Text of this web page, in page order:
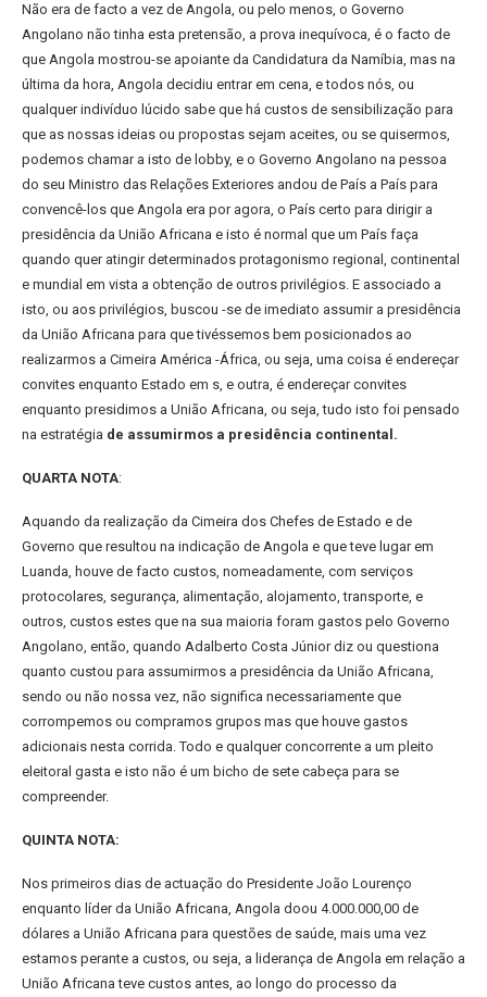
Não era de facto a vez de Angola, ou pelo menos, o Governo
Angolano não tinha esta pretensão, a prova inequívoca, é o facto de
que Angola mostrou-se apoiante da Candidatura da Namíbia, mas na
última da hora, Angola decidiu entrar em cena, e todos nós, ou
qualquer indivíduo lúcido sabe que há custos de sensibilização para
que as nossas ideias ou propostas sejam aceites, ou se quisermos,
podemos chamar a isto de lobby, e o Governo Angolano na pessoa
do seu Ministro das Relações Exteriores andou de País a País para
convencê-los que Angola era por agora, o País certo para dirigir a
presidência da União Africana e isto é normal que um País faça
quando quer atingir determinados protagonismo regional, continental
e mundial em vista a obtenção de outros privilégios. E associado a
isto, ou aos privilégios, buscou -se de imediato assumir a presidência
da União Africana para que tivéssemos bem posicionados ao
realizarmos a Cimeira América -África, ou seja, uma coisa é endereçar
convites enquanto Estado em s, e outra, é endereçar convites
enquanto presidimos a União Africana, ou seja, tudo isto foi pensado
na estratégia de assumirmos a presidência continental.
QUARTA NOTA:
Aquando da realização da Cimeira dos Chefes de Estado e de
Governo que resultou na indicação de Angola e que teve lugar em
Luanda, houve de facto custos, nomeadamente, com serviços
protocolares, segurança, alimentação, alojamento, transporte, e
outros, custos estes que na sua maioria foram gastos pelo Governo
Angolano, então, quando Adalberto Costa Júnior diz ou questiona
quanto custou para assumirmos a presidência da União Africana,
sendo ou não nossa vez, não significa necessariamente que
corrompemos ou compramos grupos mas que houve gastos
adicionais nesta corrida. Todo e qualquer concorrente a um pleito
eleitoral gasta e isto não é um bicho de sete cabeça para se
compreender.
QUINTA NOTA:
Nos primeiros dias de actuação do Presidente João Lourenço
enquanto líder da União Africana, Angola doou 4.000.000,00 de
dólares a União Africana para questões de saúde, mais uma vez
estamos perante a custos, ou seja, a liderança de Angola em relação a
União Africana teve custos antes, ao longo do processo da